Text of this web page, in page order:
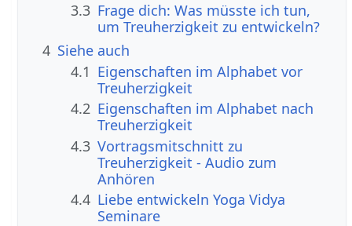
3.3 Frage dich: Was müsste ich tun,
um Treuherzigkeit zu entwickeln?
4 Siehe auch
4.1 Eigenschaften im Alphabet vor
Treuherzigkeit
4.2 Eigenschaften im Alphabet nach
Treuherzigkeit
4.3 Vortragsmitschnitt zu
Treuherzigkeit - Audio zum
Anhören
4.4 Liebe entwickeln Yoga Vidya
Seminare